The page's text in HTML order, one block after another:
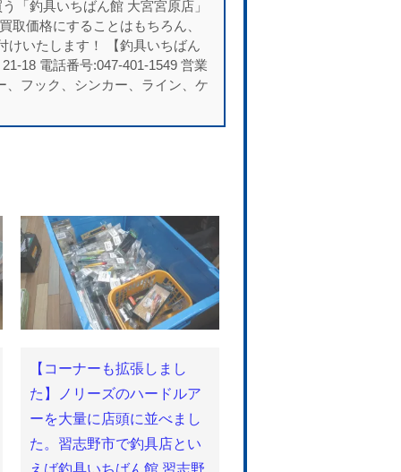
「釣具いちばん館 大宮宮原店」
取価格にすることはもちろん、
けいたします！ 【釣具いちばん
18 電話番号:047-401-1549 営業
、フック、シンカー、ライン、ケ
【コーナーも拡張しまし
た】ノリーズのハードルア
ーを大量に店頭に並べまし
た。習志野市で釣具店とい
えば釣具いちばん館 習志野